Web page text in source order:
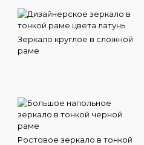
Зеркало круглое в сложной
раме
Ростовое зеркало в тонкой